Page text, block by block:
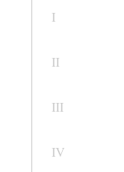
I
II
III
IV